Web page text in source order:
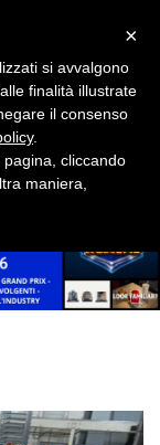
×
si avvalgono
finalità illustrate
il consenso
.
cliccando
maniera,